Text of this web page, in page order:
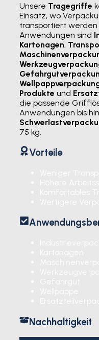
Unsere Tragegriffe
Einsatz, wo
transportiert werden
Anwendungen sind
Kartonagen,
Produkte und
die passende
Anwendungen bis
75 kg.
Vorteile
Nachhaltigkeit